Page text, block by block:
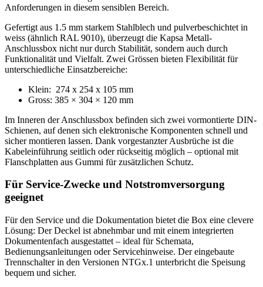
Anforderungen in diesem sensiblen Bereich.
Gefertigt aus 1.5 mm starkem Stahlblech und pulverbeschichtet in
weiss (ähnlich RAL 9010), überzeugt die Kapsa Metall-
Anschlussbox nicht nur durch Stabilität, sondern auch durch
Funktionalität und Vielfalt. Zwei Grössen bieten Flexibilität für
unterschiedliche Einsatzbereiche:
Klein: 274 x 254 x 105 mm
Gross: 385 × 304 × 120 mm
Im Inneren der Anschlussbox befinden sich zwei vormontierte DIN-
Schienen, auf denen sich elektronische Komponenten schnell und
sicher montieren lassen. Dank vorgestanzter Ausbrüche ist die
Kabeleinführung seitlich oder rückseitig möglich – optional mit
Flanschplatten aus Gummi für zusätzlichen Schutz.
Für Service-Zwecke und Notstromversorgung
geeignet
Für den Service und die Dokumentation bietet die Box eine clevere
Lösung: Der Deckel ist abnehmbar und mit einem integrierten
Dokumentenfach ausgestattet – ideal für Schemata,
Bedienungsanleitungen oder Servicehinweise. Der eingebaute
Trennschalter in den Versionen NTGx.1 unterbricht die Speisung
bequem und sicher.